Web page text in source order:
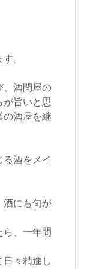
。
、酒問屋の
旨いと思
の酒屋を継
酒をメイ
酒にも旬が
、一年間
日々精進し